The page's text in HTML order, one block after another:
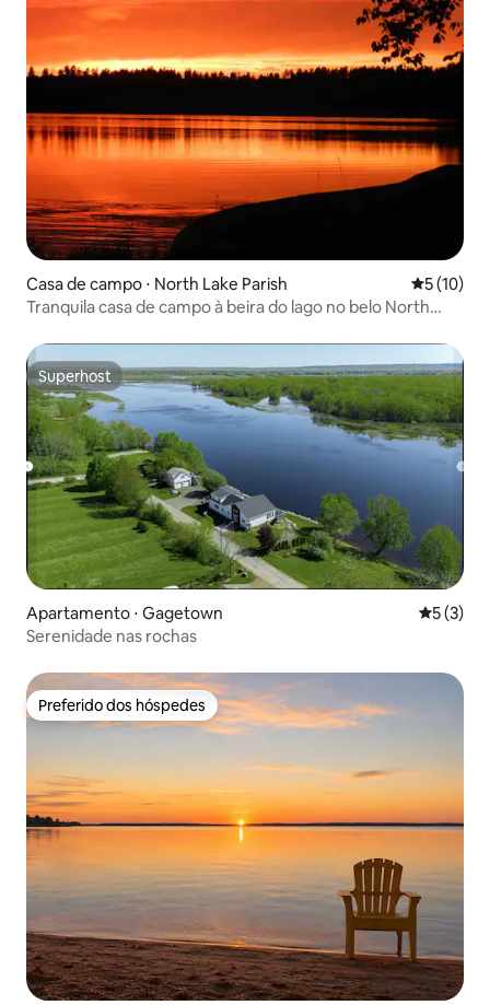
Casa de campo ⋅ North Lake Parish 5 de uma
5 (10)
Tranquila casa de campo à beira do lago no belo North
Superhost
Superhost
Apartamento ⋅ Gagetown 5 de
5 (3)
Serenidade nas rochas
Preferido dos hóspedes
Preferido dos hóspedes